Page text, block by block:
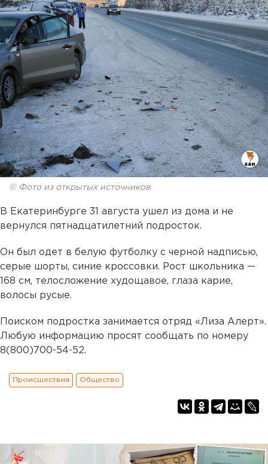
© Фото из открытых источников
В Екатеринбурге 31 августа ушел из дома и не
вернулся пятнадцатилетний подросток.
Он был одет в белую футболку с черной надписью,
серые шорты, синие кроссовки. Рост школьника —
168 см, телосложение худощавое, глаза карие,
волосы русые.
Поиском подростка занимается отряд «Лиза Алерт».
Любую информацию просят сообщать по номеру
8(800)700-54-52.
Происшествия Общество